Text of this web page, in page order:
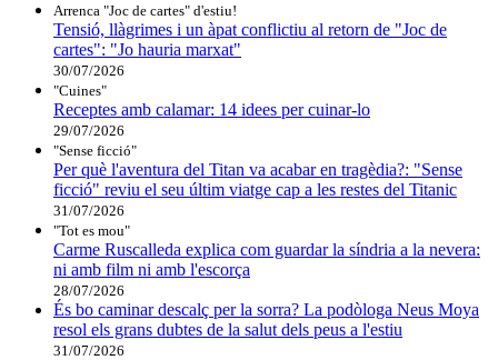
Arrenca "Joc de cartes" d'estiu!
Tensió, llàgrimes i un àpat conflictiu al retorn de "Joc de
cartes": "Jo hauria marxat"
30/07/2026
"Cuines"
Receptes amb calamar: 14 idees per cuinar-lo
29/07/2026
"Sense ficció"
Per què l'aventura del Titan va acabar en tragèdia?: "Sense
ficció" reviu el seu últim viatge cap a les restes del Titanic
31/07/2026
"Tot es mou"
Carme Ruscalleda explica com guardar la síndria a la nevera:
ni amb film ni amb l'escorça
28/07/2026
És bo caminar descalç per la sorra? La podòloga Neus Moya
resol els grans dubtes de la salut dels peus a l'estiu
31/07/2026